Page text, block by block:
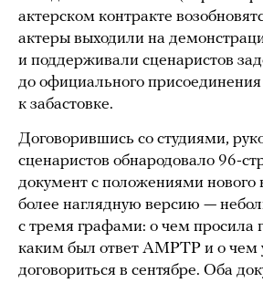
актерском контракте
актеры выходили на
и поддерживали сценаристов
до официального
к забастовке.
Договорившись со студиями,
сценаристов обнародовало 96-
документ с положениями нового
более наглядную версию —
с тремя графами: о чем просила
каким был ответ AMPTP и о чем
договориться в сентябре. Оба